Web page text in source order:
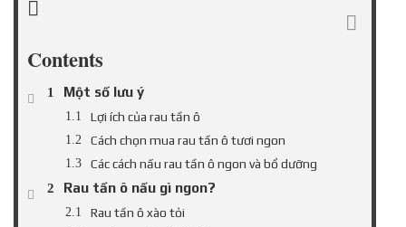
Contents
Một số lưu ý
Lợi ích của rau tần ô
Cách chọn mua rau tần ô tươi ngon
Các cách nấu rau tần ô ngon và bổ dưỡng
Rau tần ô nấu gì ngon?
Rau tần ô xào tỏi